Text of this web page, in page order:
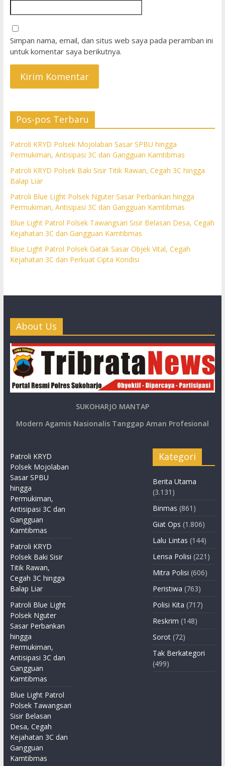
Simpan nama, email, dan situs web saya pada peramban ini
untuk komentar saya berikutnya.
Pos-pos Terbaru
Patroli KRYD Polsek Mojolaban Sasar SPBU hingga
Permukiman, Antisipasi 3C dan Gangguan Kamtibmas
Patroli KRYD Polsek Baki Sisir Titik Rawan, Cegah 3C hingga
Balap Liar
Patroli Blue Light Polsek Nguter Sasar Perbankan hingga
Permukiman, Antisipasi 3C dan Gangguan Kamtibmas
Blue Light Patrol Polsek Tawangsari Sisir Belasan Desa, Cegah
Kejahatan 3C dan Gangguan Kamtibmas
Blue Light Patrol Polsek Gatak Sasar Objek Vital, Cegah
Kejahatan 3C dan Perkuat Cipta Kondisi
About Us
SUKOHARJO MANTAP
Modern Agamis Nasionalis Tanggap Aman Profesional
Patroli KRYD
Polsek Mojolaban
Sasar SPBU
hingga
Permukiman,
Antisipasi 3C dan
Gangguan
Kamtibmas
Patroli KRYD
Polsek Baki Sisir
Titik Rawan,
Cegah 3C hingga
Balap Liar
Patroli Blue Light
Polsek Nguter
Sasar Perbankan
hingga
Permukiman,
Antisipasi 3C dan
Gangguan
Kamtibmas
Blue Light Patrol
Polsek Tawangsari
Sisir Belasan
Desa, Cegah
Kejahatan 3C dan
Gangguan
Kamtibmas
Kategori
Berita Utama
(3.131)
Binmas (861)
Giat Ops (1.806)
Lalu Lintas (144)
Lensa Polisi (221)
Mitra Polisi (606)
Peristiwa (763)
Polisi Kita (717)
Reskrim (148)
Sorot (72)
Tak Berkategori
(499)